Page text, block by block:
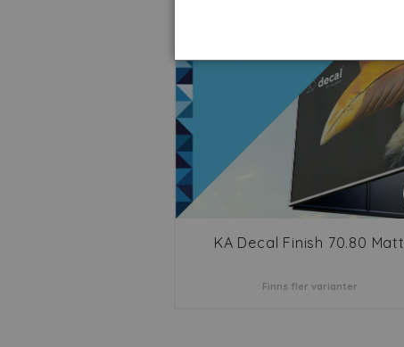
KA Decal Finish 70.80 Matt
Finns fler varianter